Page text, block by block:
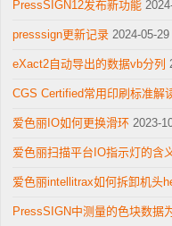
PressSIGN12发布新功能
presssign更新记录 2024-05-29
eXact2自动导出的数据vb分列
CGS Certified常用印刷标准解
爱色丽IO如何更换滑环 2023-
爱色丽扫描平台IO指示灯的含
爱色丽intellitrax如何拆卸机头
PressSIGN中测量的色块数据